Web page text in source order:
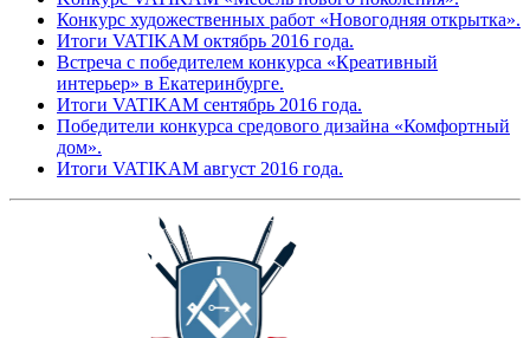
Конкурс художественных работ «Новогодняя открытка».
Итоги VATIKAM октябрь 2016 года.
Встреча с победителем конкурса «Креативный
интерьер» в Екатеринбурге.
Итоги VATIKAM сентябрь 2016 года.
Победители конкурса средового дизайна «Комфортный
дом».
Итоги VATIKAM август 2016 года.